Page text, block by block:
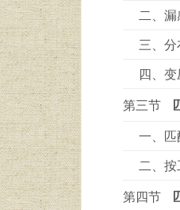
二、漏
三、
四、
第三节
一、
二、
第四节